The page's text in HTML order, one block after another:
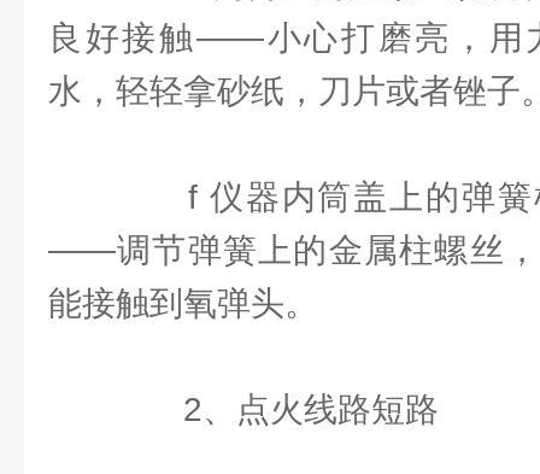
良好接触——小心打磨亮，用
水，轻轻拿砂纸，刀片或者锉子
f 仪器内筒盖上的弹簧
——调节弹簧上的金属柱螺丝
能接触到氧弹头。
2、点火线路短路